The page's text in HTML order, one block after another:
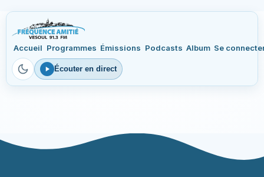
Accueil Programmes Émissions Podcasts Album Se
Écouter en direct